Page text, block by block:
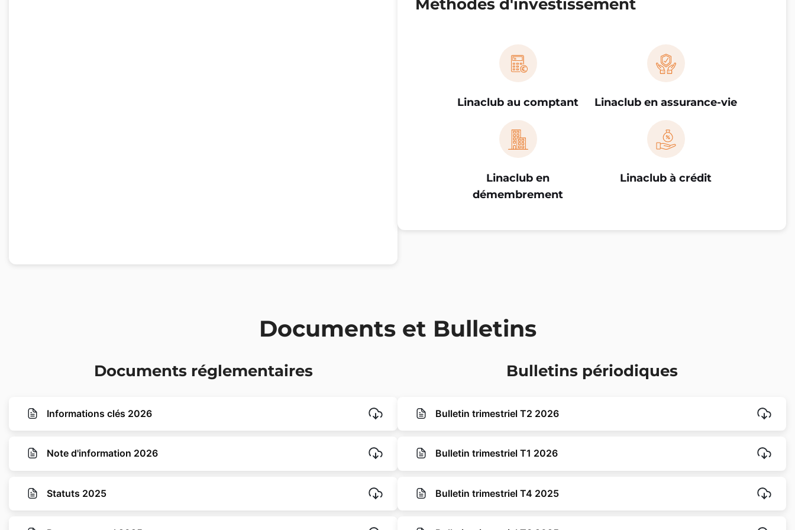
Méthodes d'investissement
Linaclub au comptant Linaclub en assurance-vie
Linaclub en
démembrement
Linaclub à crédit
Documents et Bulletins
Documents réglementaires
Informations clés 2026
Note d'information 2026
Statuts 2025
Bulletins périodiques
Bulletin trimestriel T2 2026
Bulletin trimestriel T1 2026
Bulletin trimestriel T4 2025